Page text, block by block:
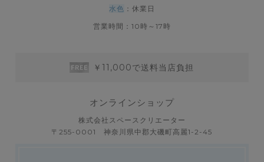
水色 ：休業日
営業時間：10時～17時
￥11,000で送料当店負担
オンラインショップ
株式会社スペースクリエーター
〒255-0001 神奈川県中郡大磯町高麗1-2-45